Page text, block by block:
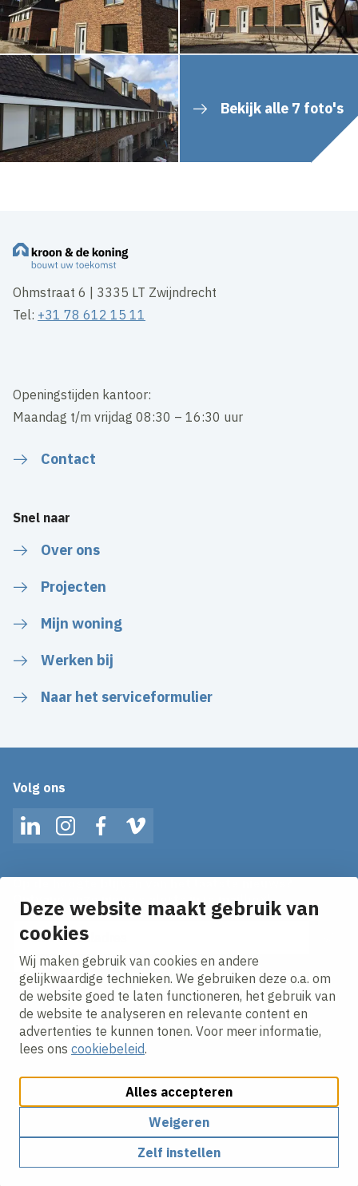
Deze website maakt gebruik van
cookies
Wij maken gebruik van cookies en andere
gelijkwaardige technieken. We gebruiken deze o.a. om
de website goed te laten functioneren, het gebruik van
de website te analyseren en relevante content en
advertenties te kunnen tonen. Voor meer informatie,
lees ons cookiebeleid.
Alles accepteren
Weigeren
Zelf instellen
Bekijk alle 7 foto's
Ohmstraat 6 | 3335 LT Zwijndrecht
Tel: +31 78 612 15 11
Openingstijden kantoor:
Maandag t/m vrijdag 08:30 – 16:30 uur
Contact
Snel naar
Over ons
Projecten
Mijn woning
Werken bij
Naar het serviceformulier
Volg ons
LinkedInInstagramFacebookVimeo
Ontvang onze nieuws alerts in je mailbox!
E-mailadres
Ik ga akkoord met hetprivacy statement.
Cookies aanpassenCookie beleidPrivacy policy
Algemene inkoopvoorwaarden